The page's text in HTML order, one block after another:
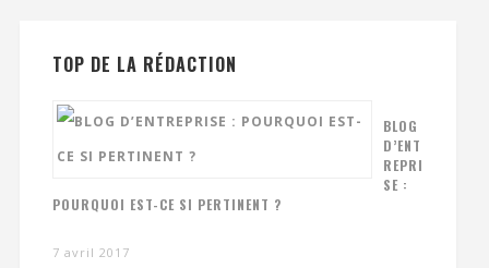
TOP DE LA RÉDACTION
BLOG
D’ENT
REPRI
SE :
POURQUOI EST-CE SI PERTINENT ?
7 avril 2017